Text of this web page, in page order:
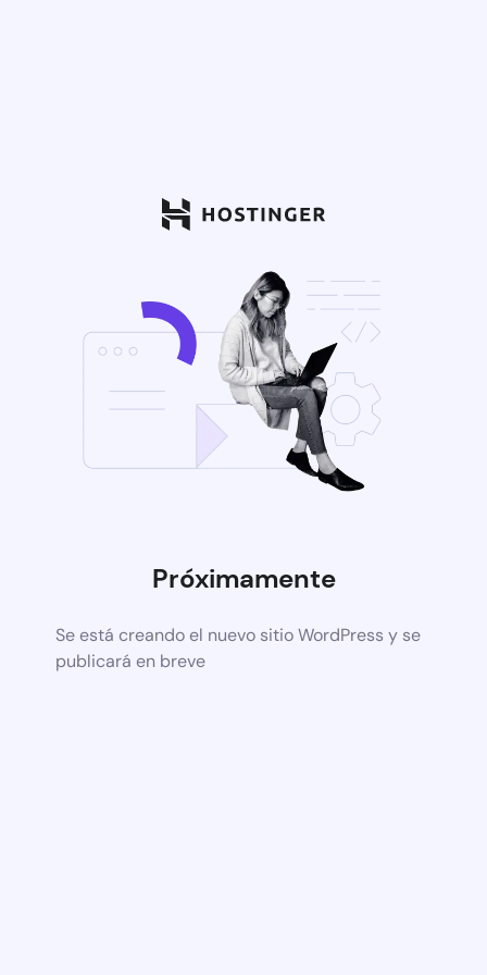
Próximamente
Se está creando el nuevo sitio WordPress y se
publicará en breve